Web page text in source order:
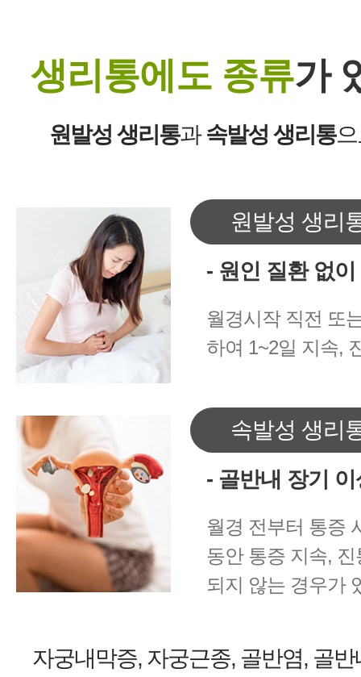
생리통에도 종류가
원발성 생리통과속발성 생리통
원발성 생리
- 원인 질환 없이
월경시작 직전 또
하여 1~2일 지속,
속발성 생리
- 골반내 장기
월경 전부터 통증
동안 통증 지속,
되지 않는 경우가
자궁내막증, 자궁근종, 골반염, 골